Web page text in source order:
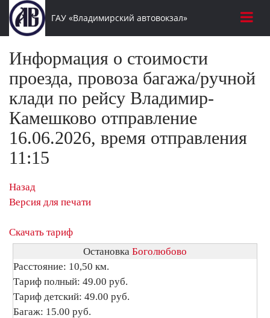
ГАУ «Владимирский автовокзал»
Информация о стоимости
проезда, провоза багажа/ручной
клади по рейсу Владимир-
Камешково отправление
16.06.2026, время отправления
11:15
Назад
Версия для печати
Скачать тариф
Остановка Боголюбово
Расстояние: 10,50 км.
Тариф полный: 49.00 руб.
Тариф детский: 49.00 руб.
Багаж: 15.00 руб.